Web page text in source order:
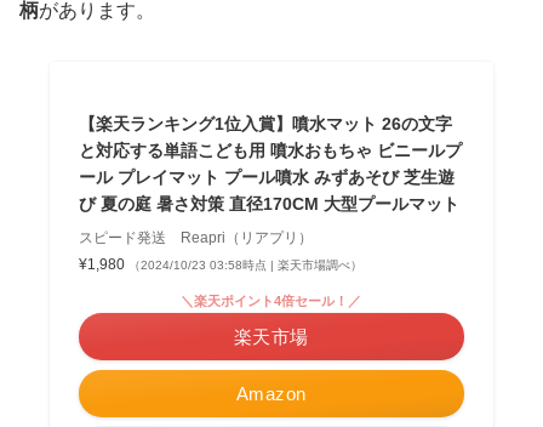
柄があります。
【楽天ランキング1位入賞】噴水マット 26の文字
と対応する単語こども用 噴水おもちゃ ビニールプ
ール プレイマット プール噴水 みずあそび 芝生遊
び 夏の庭 暑さ対策 直径170CM 大型プールマット
スピード発送 Reapri（リアプリ）
¥1,980
（2024/10/23 03:58時点 | 楽天市場調べ）
Amazon
＼楽天ポイント4倍セール！／
楽天市場